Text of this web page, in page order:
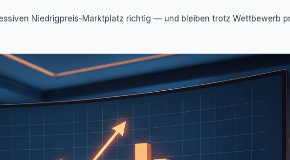
Niedrigpreis-Marktplatz richtig — und bleiben trotz Wettbewerb